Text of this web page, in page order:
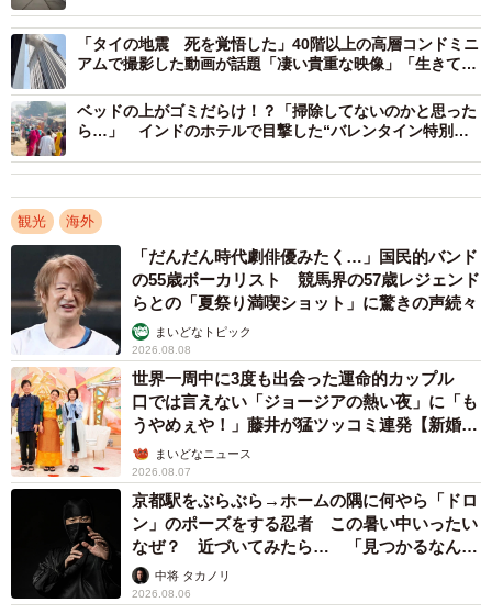
「逆光気味で、うっすらと山の稜線だけが浮かび上がる感
じで、それが何層にも重なっていたんです。思わず“これは
すごい”って声が出ました」
Hosophotoさんがあとから調べたところ、ウルムチからイ
スラマバードへ向かう途中のこの区間は、天山山脈やカラ
コルム山脈など7000m級の山が並ぶ山岳ルートだったそ
う。投稿で映っていた雪をいただく山々は、このフライト
ならではの絶景だったのです。
2/5
7000m級の山々／Hosophotoさん提供
「タイの地震 死を覚悟した」40階以上の高層コンドミニ
アムで撮影した動画が話題「凄い貴重な映像」「生きてて
ベッドの上がゴミだらけ！？「掃除してないのかと思った
ら…」 インドのホテルで目撃した“バレンタイン特別サ
観光 海外
「だんだん時代劇俳優みたく…」国民的バンド
の55歳ボーカリスト 競馬界の57歳レジェンド
らとの「夏祭り満喫ショット」に驚きの声続々
まいどなトピック
2026.08.08
世界一周中に3度も出会った運命的カップル
口では言えない「ジョージアの熱い夜」に「も
うやめぇや！」藤井が猛ツッコミ連発【新婚さ
ん】まいどなニュース
2026.08.07
京都駅をぶらぶら→ホームの隅に何やら「ドロ
ン」のポーズをする忍者 この暑い中いったい
なぜ？ 近づいてみたら… 「見つかるなんて
未熟」中将 タカノリ
2026.08.06